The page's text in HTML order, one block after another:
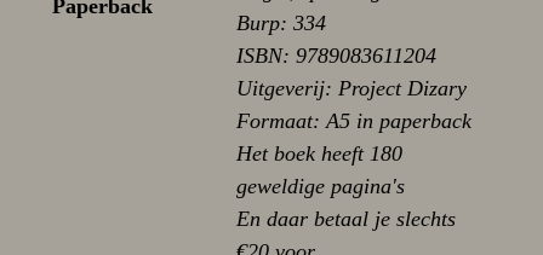
Paperback
Burp: 334
ISBN: 9789083611204
Uitgeverij: Project Dizary
Formaat: A5 in paperback
Het boek heeft 180
geweldige pagina's
En daar betaal je slechts